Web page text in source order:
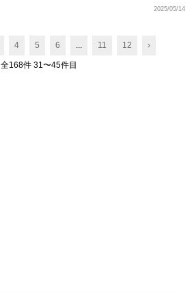
2025/05/14
4 5 6 ... 11 12 ›
全168件 31〜45件目